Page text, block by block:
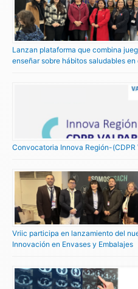
Lanzan plataforma que combina
enseñar sobre hábitos saludables en
Convocatoria Innova Región-(CDPR
Vriic participa en lanzamiento del
Innovación en Envases y Embalajes